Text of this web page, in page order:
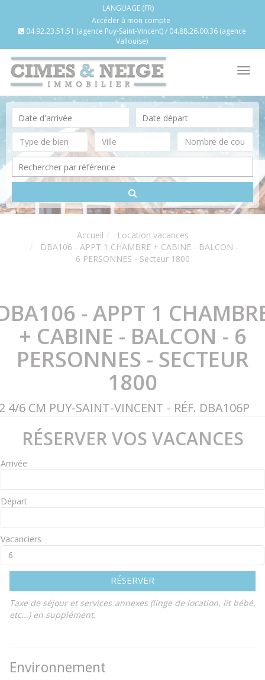
LANGUAGE (FR)
Accéder à mon compte
04.92.23.51.51 (agence Puy-Saint-Vincent) / 04.88.26.00.36 (agence
Vallouise)
Accueil
Location vacances
DBA106 - APPT 1 CHAMBRE + CABINE - BALCON -
6 PERSONNES - Secteur 1800
- APPT 1
+ CABINE - BALCON - 6
PERSONNES - SECTEUR
1800
4/6 CM PUY-SAINT-VINCENT - RÉF. DBA106P
RÉSERVER VOS VACANCES
Arrivée
Départ
Vacanciers
RÉSERVER
Taxe de séjour et services annexes (linge de location, lit bébé,
etc...) en supplément.
Environnement